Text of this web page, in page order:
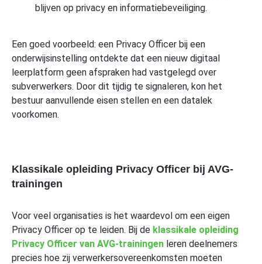
blijven op privacy en informatiebeveiliging.
Een goed voorbeeld: een Privacy Officer bij een
onderwijsinstelling ontdekte dat een nieuw digitaal
leerplatform geen afspraken had vastgelegd over
subverwerkers. Door dit tijdig te signaleren, kon het
bestuur aanvullende eisen stellen en een datalek
voorkomen.
Klassikale opleiding Privacy Officer bij AVG-
trainingen
Voor veel organisaties is het waardevol om een eigen
Privacy Officer op te leiden. Bij de klassikale opleiding
Privacy Officer van AVG-trainingen leren deelnemers
precies hoe zij verwerkersovereenkomsten moeten